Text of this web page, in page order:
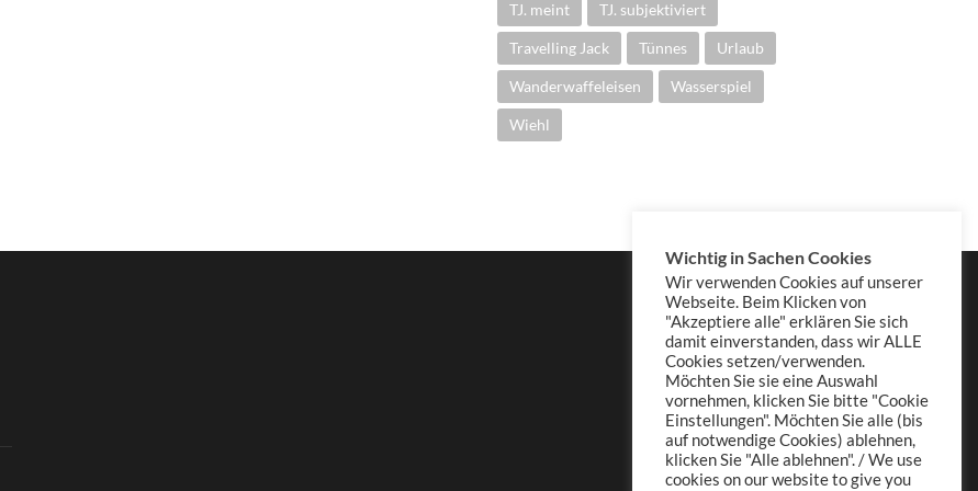
TJ. meint TJ. subjektiviert
Travelling Jack Tünnes Urlaub
Wanderwaffeleisen Wasserspiel
Wiehl
Wichtig in Sachen Cookies
Wir verwenden Cookies auf unserer
Webseite. Beim Klicken von
"Akzeptiere alle" erklären Sie sich
damit einverstanden, dass wir ALLE
Cookies setzen/verwenden.
Möchten Sie sie eine Auswahl
vornehmen, klicken Sie bitte "Cookie
Einstellungen". Möchten Sie alle (bis
auf notwendige Cookies) ablehnen,
klicken Sie "Alle ablehnen". / We use
cookies on our website to give you